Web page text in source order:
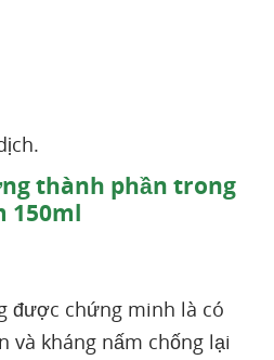
thành phần trong
150ml
được chứng minh là có
và kháng nấm chống lại